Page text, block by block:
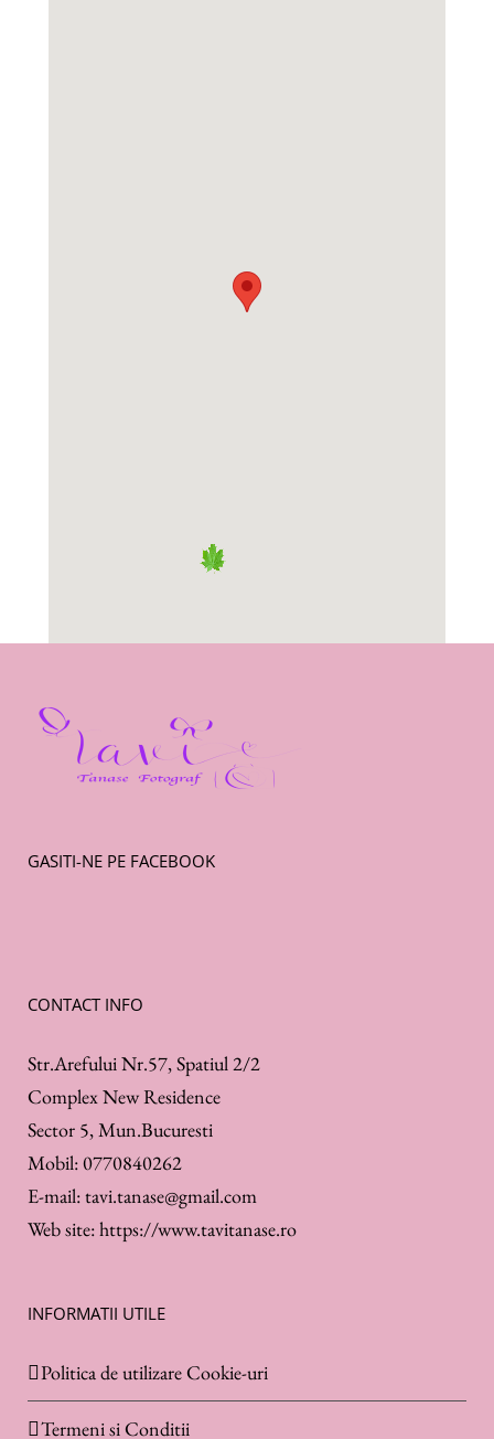
GASITI-NE PE FACEBOOK
CONTACT INFO
Str.Arefului Nr.57, Spatiul 2/2
Complex New Residence
Sector 5, Mun.Bucuresti
Mobil:0770840262
E-mail:tavi.tanase@gmail.com
Web site:https://www.tavitanase.ro
INFORMATII UTILE
Politica de utilizare Cookie-uri
Termeni si Conditii